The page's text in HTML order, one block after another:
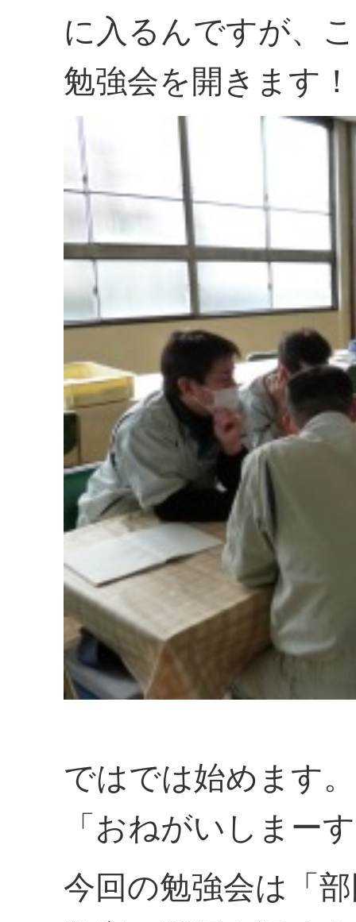
に入るんですが、
勉強会を開きます！
ではでは始めます。
「おねがいしまー
今回の勉強会は「